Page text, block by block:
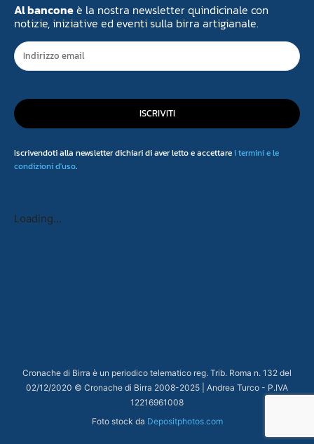
Al banconeè la nostra newsletter quindicinale con
notizie, iniziative ed eventi sulla birra artigianale.
ISCRIVITI
Iscrivendoti alla newsletter dichiari di aver letto e accettarei termini e le
condizioni d'uso.
Loading...
Cronache di Birra è un periodico telematico reg. Trib. Roma n. 132 del
02/12/2020 © Cronache di Birra 2008-2025 | Andrea Turco - P.IVA
12216961008
Foto stock da Depositphotos.com